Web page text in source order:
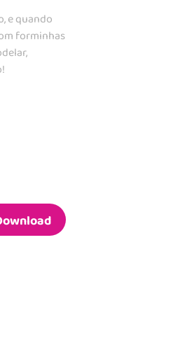
e quando
forminhas